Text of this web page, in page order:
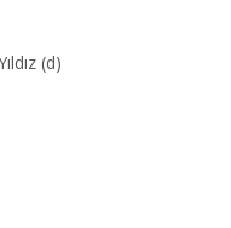
(d)